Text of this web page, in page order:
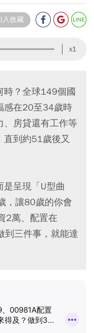
入收藏
x1
時？全球149個國
感在20至34歲時
、房貸還有工作等
直到約51歲後又
是呈現「U型曲
，讓80歲的你會
2萬、配置在
三件事，就能達